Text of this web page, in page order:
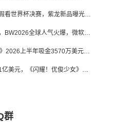
三七网易Avia放假看世界杯决赛，紫龙新品曝光，米哈游新作上线 | 陀螺周报
暑期档新作扎堆，BW2026全球人气火爆，微软XBOX大裁员|陀螺周报
《皮克敏 Bloom》2026上半年吸金3570万美元，中国台湾成最大市场
出海首年营收超1亿美元，《闪耀！优俊少女》美国市场占比达七成
群